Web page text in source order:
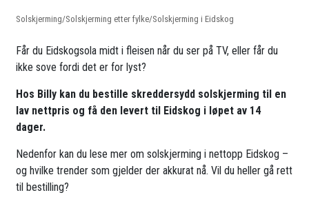
Solskjerming/Solskjerming etter fylke/Solskjerming i Eidskog
Får du Eidskogsola midt i fleisen når du ser på TV, eller får du
ikke sove fordi det er for lyst?
Hos Billy kan du bestille skreddersydd solskjerming til en
lav nettpris og få den levert til Eidskog i løpet av 14
dager.
Nedenfor kan du lese mer om solskjerming i nettopp Eidskog –
og hvilke trender som gjelder der akkurat nå. Vil du heller gå rett
til bestilling?